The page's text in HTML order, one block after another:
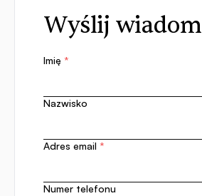
Wyślij
Imię *
Nazwisko
Adres email *
Numer telefonu